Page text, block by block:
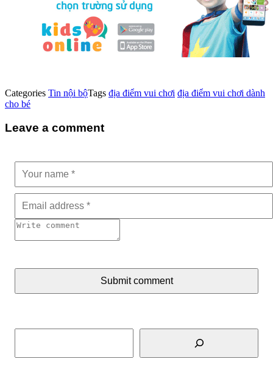
Categories Tin nội bộTags địa điểm vui chơi địa điểm vui chơi dành
cho bé
Leave a comment
Submit comment
Tìm kiếm